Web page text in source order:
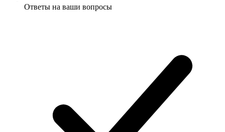
Ответы на ваши вопросы